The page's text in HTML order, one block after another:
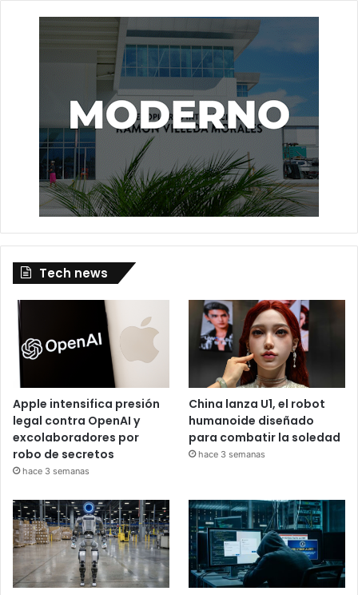
Tech news
Apple intensifica presión
legal contra OpenAI y
excolaboradores por
robo de secretos
hace 3 semanas
China lanza U1, el robot
humanoide diseñado
para combatir la soledad
hace 3 semanas